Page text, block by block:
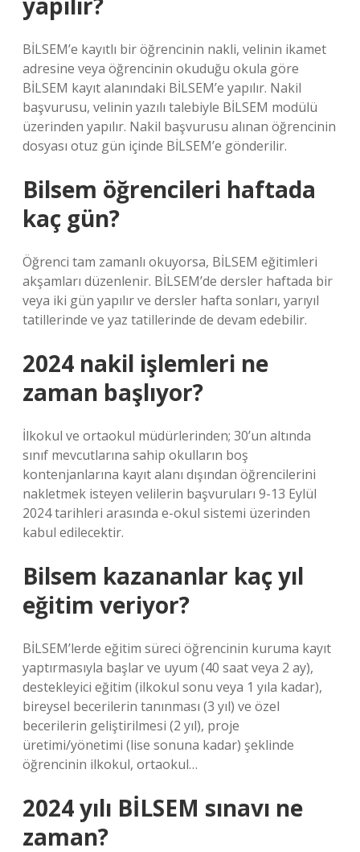
BİLSEM’e kayıtlı bir öğrencinin nakli, velinin ikamet
adresine veya öğrencinin okuduğu okula göre
BİLSEM kayıt alanındaki BİLSEM’e yapılır. Nakil
başvurusu, velinin yazılı talebiyle BİLSEM modülü
üzerinden yapılır. Nakil başvurusu alınan öğrencinin
dosyası otuz gün içinde BİLSEM’e gönderilir.
Bilsem öğrencileri haftada
kaç gün?
Öğrenci tam zamanlı okuyorsa, BİLSEM eğitimleri
akşamları düzenlenir. BİLSEM’de dersler haftada bir
veya iki gün yapılır ve dersler hafta sonları, yarıyıl
tatillerinde ve yaz tatillerinde de devam edebilir.
2024 nakil işlemleri ne
zaman başlıyor?
İlkokul ve ortaokul müdürlerinden; 30’un altında
sınıf mevcutlarına sahip okulların boş
kontenjanlarına kayıt alanı dışından öğrencilerini
nakletmek isteyen velilerin başvuruları 9-13 Eylül
2024 tarihleri ​​arasında e-okul sistemi üzerinden
kabul edilecektir.
Bilsem kazananlar kaç yıl
eğitim veriyor?
BİLSEM’lerde eğitim süreci öğrencinin kuruma kayıt
yaptırmasıyla başlar ve uyum (40 saat veya 2 ay),
destekleyici eğitim (ilkokul sonu veya 1 yıla kadar),
bireysel becerilerin tanınması (3 yıl) ve özel
becerilerin geliştirilmesi (2 yıl), proje
üretimi/yönetimi (lise sonuna kadar) şeklinde
öğrencinin ilkokul, ortaokul…
2024 yılı BİLSEM sınavı ne
zaman?